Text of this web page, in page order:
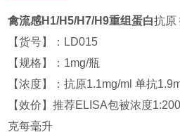
禽流感H1/H5/H7/H9重组蛋白抗原
【货号】：LD015
【规格】：1mg/瓶
【浓度】：抗原1.1mg/ml 单抗
【效价】推荐ELISA包被浓度
克每毫升